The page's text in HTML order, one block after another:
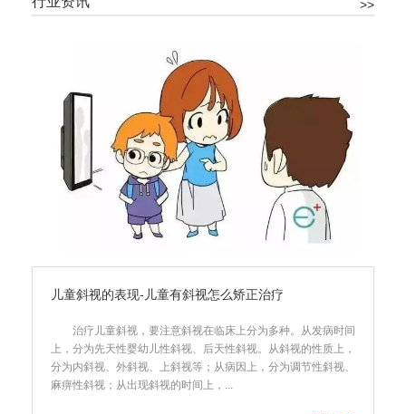
>>
儿童斜视的表现-儿童有斜视怎么矫正治疗
治疗儿童斜视，要注意斜视在临床上分为多种。从发病时间
上，分为先天性婴幼儿性斜视、后天性斜视。从斜视的性质上，
分为内斜视、外斜视、上斜视等；从病因上，分为调节性斜视、
麻痹性斜视；从出现斜视的时间上，...